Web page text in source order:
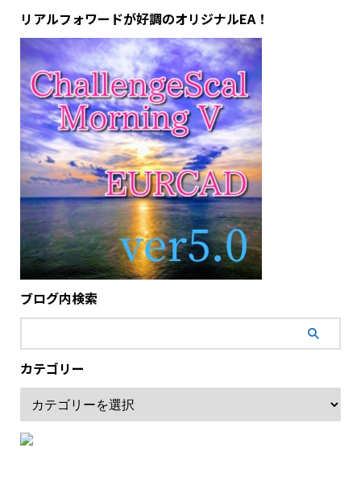
リアルフォワードが好調のオリジナルEA！
ブログ内検索
カテゴリー